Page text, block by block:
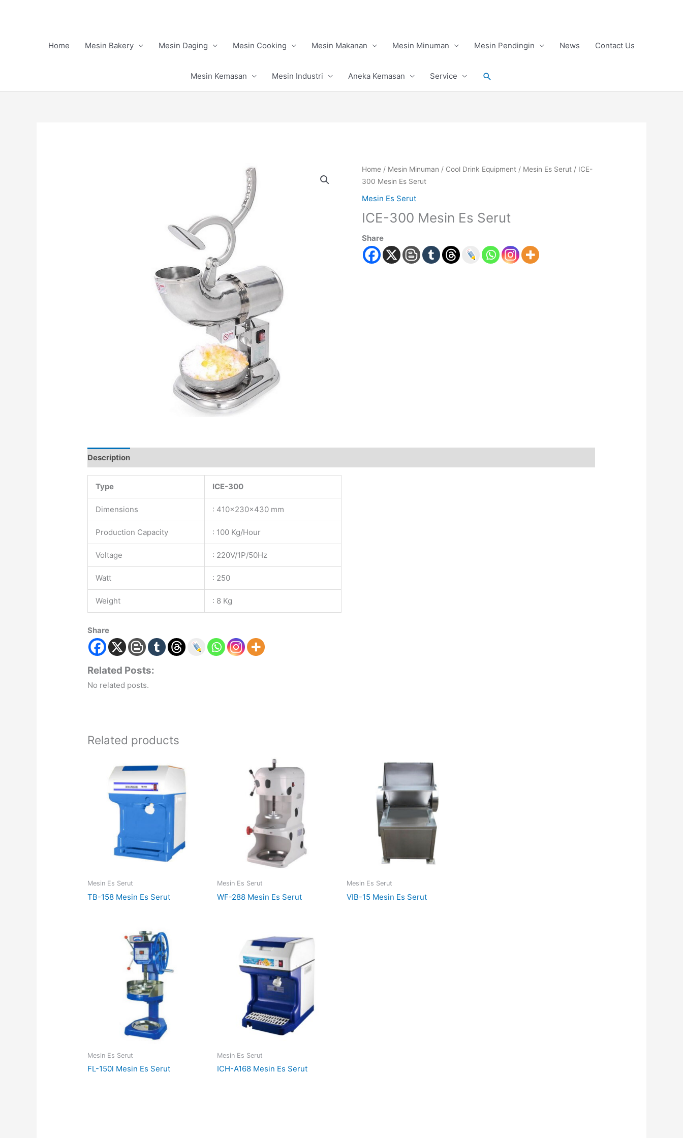
Home
Mesin Bakery Mesin Daging Mesin Cooking Mesin Makanan Mesin Minuman Mesin Pendingin News Contact Us
Mesin Kemasan Mesin Industri Aneka Kemasan Service Search
Home / Mesin Minuman / Cool Drink Equipment / Mesin Es Serut / ICE-
300 Mesin Es Serut
Mesin Es Serut
ICE-300 Mesin Es Serut
Share
Description
Type ICE-300
Dimensions : 410x230x430 mm
Production Capacity : 100 Kg/Hour
Voltage : 220V/1P/50Hz
Watt : 250
Weight : 8 Kg
Share
Related Posts:
No related posts.
Related products
Mesin Es Serut
TB-158 Mesin Es Serut
Mesin Es Serut
WF-288 Mesin Es Serut
Mesin Es Serut
VIB-15 Mesin Es Serut
Mesin Es Serut
FL-150l Mesin Es Serut
Mesin Es Serut
ICH-A168 Mesin Es Serut